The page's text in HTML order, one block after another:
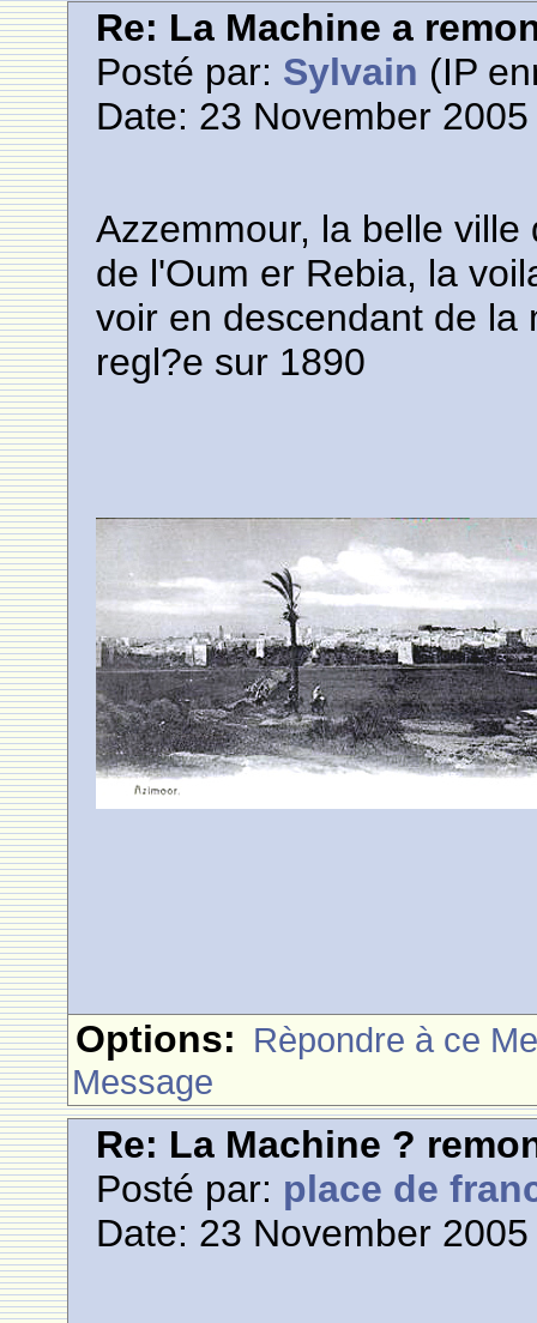
Re: La Machine a
Posté par: Sylvain (IP
Date: 23 November
Azzemmour, la belle
de l'Oum er Rebia, la
voir en descendant de la
regl?e sur 1890
Options: Rèpondre à ce
Message
Re: La Machine ?
Posté par: place de
Date: 23 November